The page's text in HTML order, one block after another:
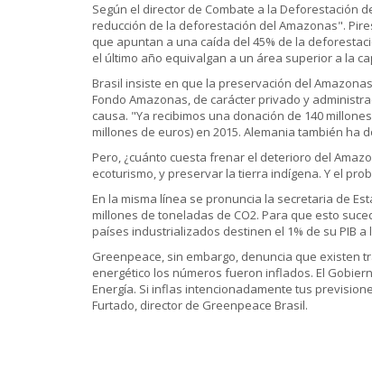
Según el director de Combate a la Deforestación
reducción de la deforestación del Amazonas".
que apuntan a una caída del 45% de la
el último año equivalgan a un área superior a la
Brasil insiste en que la preservación del
Fondo Amazonas, de carácter privado y
causa. "Ya recibimos una donación de 140
millones de euros) en 2015. Alemania también
Pero, ¿cuánto cuesta frenar el deterioro del
ecoturismo, y preservar la tierra indígena. Y el
En la misma línea se pronuncia la secretaria de
millones de toneladas de CO2. Para que esto
países industrializados destinen el 1% de su PIB
Greenpeace, sin embargo, denuncia que existen
energético los números fueron inflados. El
Energía. Si inflas intencionadamente tus
Furtado, director de Greenpeace Brasil.